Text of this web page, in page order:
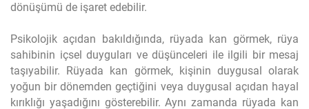
dönüşümü de işaret edebilir.
Psikolojik açıdan bakıldığında, rüyada kan görmek, rüya
sahibinin içsel duyguları ve düşünceleri ile ilgili bir mesaj
taşıyabilir. Rüyada kan görmek, kişinin duygusal olarak
yoğun bir dönemden geçtiğini veya duygusal açıdan hayal
kırıklığı yaşadığını gösterebilir. Aynı zamanda rüyada kan